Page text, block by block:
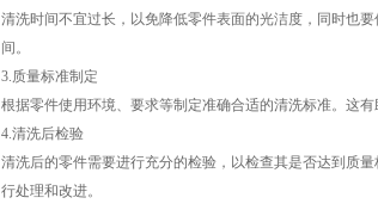
清洗时间不宜过长，以免降低零件表面的光洁度，同时也
间。
3.质量标准制定
根据零件使用环境、要求等制定准确合适的清洗标准。这
4.清洗后检验
清洗后的零件需要进行充分的检验，以检查其是否达到质
行处理和改进。